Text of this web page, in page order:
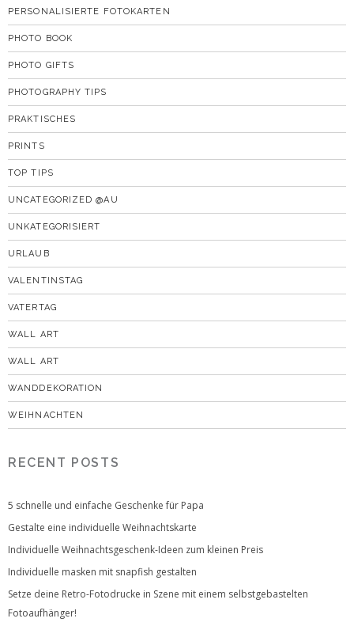
PERSONALISIERTE FOTOKARTEN
PHOTO BOOK
PHOTO GIFTS
PHOTOGRAPHY TIPS
PRAKTISCHES
PRINTS
TOP TIPS
UNCATEGORIZED @AU
UNKATEGORISIERT
URLAUB
VALENTINSTAG
VATERTAG
WALL ART
WALL ART
WANDDEKORATION
WEIHNACHTEN
RECENT POSTS
5 schnelle und einfache Geschenke für Papa
Gestalte eine individuelle Weihnachtskarte
Individuelle Weihnachtsgeschenk-Ideen zum kleinen Preis
Individuelle masken mit snapfish gestalten
Setze deine Retro-Fotodrucke in Szene mit einem selbstgebastelten
Fotoaufhänger!